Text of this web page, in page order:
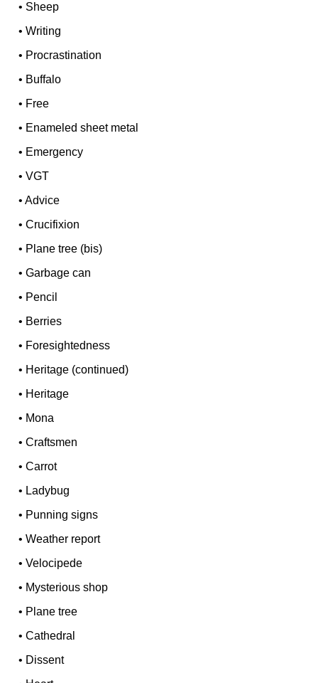
• Sheep
•Writing
• Procrastination
• Buffalo
• Free
• Enameled sheet metal
• Emergency
•VGT
•Advice
•Crucifixion
• Plane tree (bis)
•Garbage can
• Pencil
• Berries
• Foresightedness
• Heritage (continued)
• Heritage
• Mona
•Craftsmen
•Carrot
• Ladybug
• Punning signs
•Weather report
•Velocipede
• Mysterious shop
• Plane tree
•Cathedral
• Dissent